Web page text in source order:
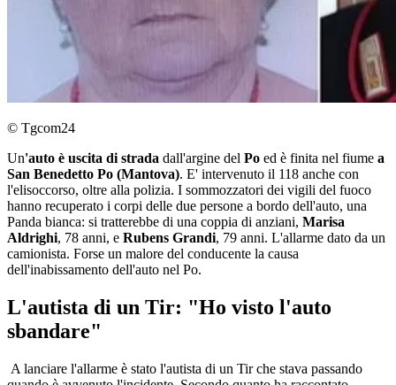
© Tgcom24
Un'auto è uscita di strada dall'argine del Po ed è finita nel fiume a
San Benedetto Po (Mantova). E' intervenuto il 118 anche con
l'elisoccorso, oltre alla polizia. I sommozzatori dei vigili del fuoco
hanno recuperato i corpi delle due persone a bordo dell'auto, una
Panda bianca: si tratterebbe di una coppia di anziani, Marisa
Aldrighi, 78 anni, e Rubens Grandi, 79 anni. L'allarme dato da un
camionista. Forse un malore del conducente la causa
dell'inabissamento dell'auto nel Po.
L'autista di un Tir: "Ho visto l'auto
sbandare"
A lanciare l'allarme è stato l'autista di un Tir che stava passando